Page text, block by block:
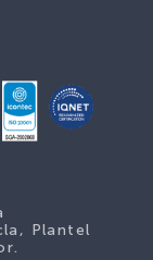
Plantel